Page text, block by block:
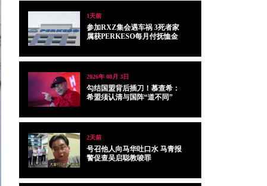
1天前
参加RXZ集会遇车祸 3死者家
属获PERKESO每月付抚恤金
2026年 08月 3日
勾结国盟背后插刀！慕查希：
希盟须认清与国阵“道不同”
2天前
号召他人向马华吐口水 马青报
警促查吴启聪教唆罪